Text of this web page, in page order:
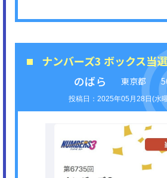
ナンバーズ3 ボックス当
のばら
東京都
2025年05月28日(水